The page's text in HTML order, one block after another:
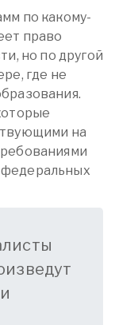
по какому-
право
но по другой
где не
на